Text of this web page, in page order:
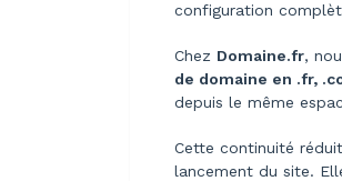
configuration
Chez Domaine.fr,
de domaine en .fr,
depuis le même
Cette continuité
lancement du site.